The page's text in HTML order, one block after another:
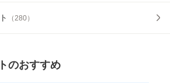
（280）
のおすすめ